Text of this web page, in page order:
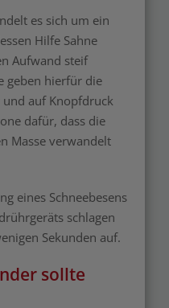
es sich um ein
Hilfe Sahne
Aufwand steif
geben hierfür die
und auf Knopfdruck
dafür, dass die
Masse verwandelt
eines Schneebesens
schlagen
Sekunden auf.
sollte